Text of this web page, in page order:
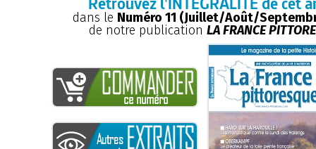
dans le Numéro 11 (Juillet/Août/
de notre publication LA FRANCE